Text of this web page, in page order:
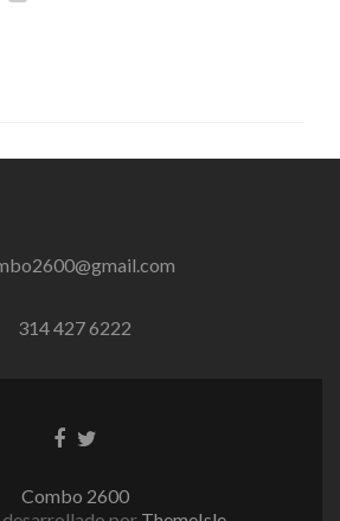
314 427 6222
EnlaceEnlace
Combo 2600